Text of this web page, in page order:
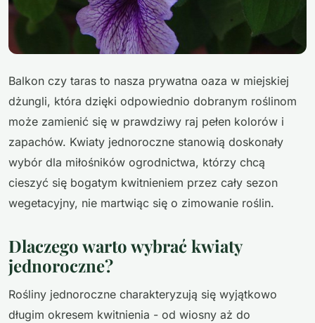
Balkon czy taras to nasza prywatna oaza w miejskiej
dżungli, która dzięki odpowiednio dobranym roślinom
może zamienić się w prawdziwy raj pełen kolorów i
zapachów. Kwiaty jednoroczne stanowią doskonały
wybór dla miłośników ogrodnictwa, którzy chcą
cieszyć się bogatym kwitnieniem przez cały sezon
wegetacyjny, nie martwiąc się o zimowanie roślin.
Dlaczego warto wybrać kwiaty
jednoroczne?
Rośliny jednoroczne charakteryzują się wyjątkowo
długim okresem kwitnienia - od wiosny aż do